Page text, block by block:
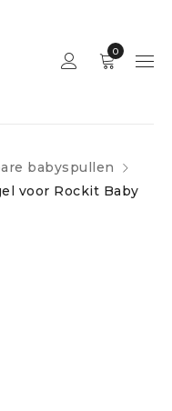
0
babyspullen
voor Rockit Baby